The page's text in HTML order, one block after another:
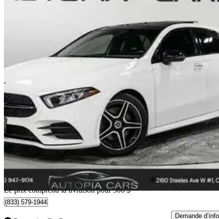
2022 Mercedes-Benz A-Class
A 250 4MATIC Hatchback AWD73 588 km
27 956 $ Bonne
368 $/mois env.
Livraison à domicile de Concord, ON
Le prix comprend la livraison pour 506 $
(833) 579-1944
Demande d’info